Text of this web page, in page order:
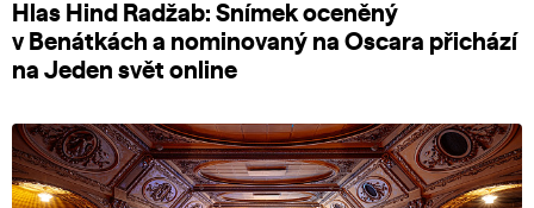
Hlas Hind Radžab: Snímek oceněný
v Benátkách a nominovaný na Oscara přichází
na Jeden svět online